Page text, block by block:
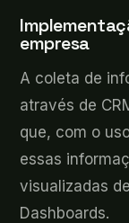
empresa
A coleta de
através de
que, com o
essas
visualizadas
Dashboards.